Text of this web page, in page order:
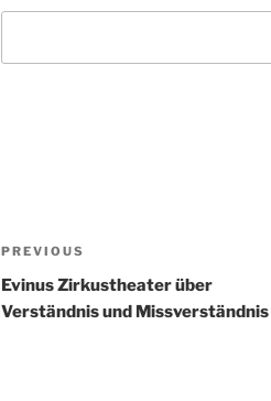
Post
navigation
Previous
Post
PREVIOUS
Evinus Zirkustheater über
Verständnis und Missverständnis